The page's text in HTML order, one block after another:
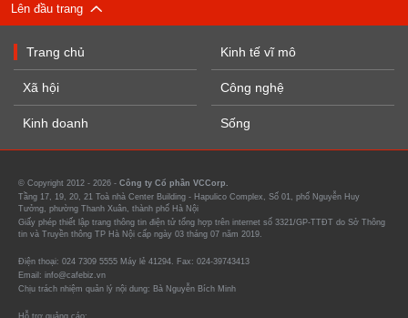
Lên đầu trang
Trang chủ
Xã hội
Kinh doanh
Kinh tế vĩ mô
Công nghệ
Sống
© Copyright 2012 - 2026 - Công ty Cổ phần VCCorp.
Tầng 17, 19, 20, 21 Toà nhà Center Building - Hapulico Complex, Số 01, phố Nguyễn Huy
Tưởng, phường Thanh Xuân, thành phố Hà Nội
Giấy phép thiết lập trang thông tin điện tử tổng hợp trên internet số 3321/GP-TTĐT do Sở Thông
tin và Truyền thông TP Hà Nội cấp ngày 03 tháng 07 năm 2019.
Điện thoại: 024 7309 5555 Máy lẻ 41294. Fax: 024-39743413
Email: info@cafebiz.vn
Chịu trách nhiệm quản lý nội dung: Bà Nguyễn Bích Minh
Hỗ trợ quảng cáo: